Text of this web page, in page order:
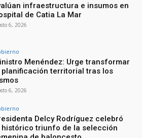
infraestructura e insumos en
de Catia La Mar
6, 2026
Menéndez: Urge transformar
planificación territorial tras los
6, 2026
Delcy Rodríguez celebró
histórico triunfo de la selección